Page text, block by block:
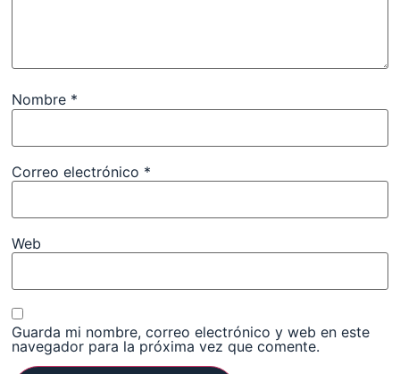
Nombre *
Correo electrónico *
Web
Guarda mi nombre, correo electrónico y web en este
navegador para la próxima vez que comente.